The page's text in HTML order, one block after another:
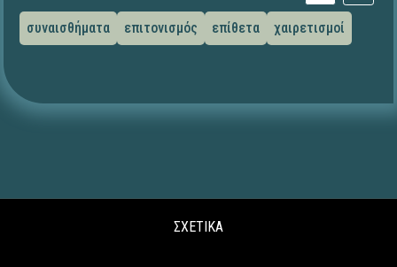
συναισθήματα επιτονισμός επίθετα χαιρετισμοί
ΣΧΕΤΙΚΑ